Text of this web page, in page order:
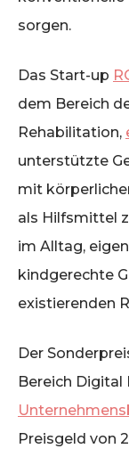
sorgen.
Das Start-up
dem Bereich
Rehabilitation,
unterstützte
mit
als Hilfsmittel
im Alltag,
kindgerechte
existierenden
Der
Bereich Digital
Preisgeld von